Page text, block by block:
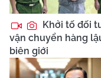
Khởi tố đối
vận chuyển hàng
biên giới